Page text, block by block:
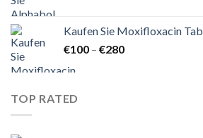
€160
Kaufen Sie Moxifloxacin
€100 – €280Preisspanne:
TOP RATED